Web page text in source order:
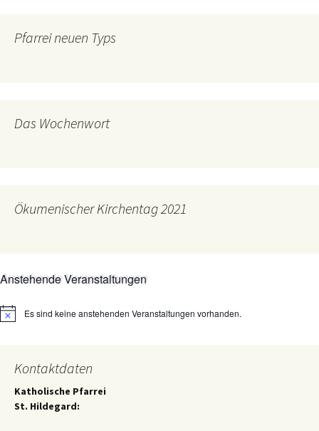
Pfarrei neuen Typs
Das Wochenwort
Ökumenischer Kirchentag 2021
Anstehende Veranstaltungen
HinweisEs sind keine anstehenden Veranstaltungen vorhanden.
Kontaktdaten
Katholische Pfarrei
St. Hildegard: